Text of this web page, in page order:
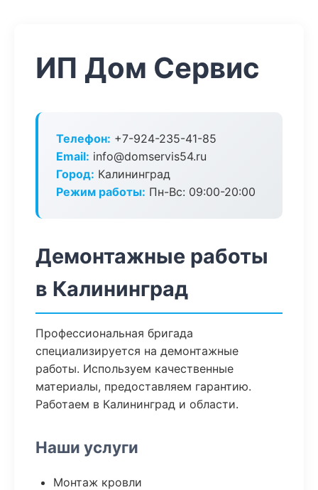
ИП Дом Сервис
Телефон: +7-924-235-41-85
Email: info@domservis54.ru
Город: Калининград
Режим работы: Пн-Вс: 09:00-20:00
Демонтажные работы
в Калининград
Профессиональная бригада
специализируется на демонтажные
работы. Используем качественные
материалы, предоставляем гарантию.
Работаем в Калининград и области.
Наши услуги
Монтаж кровли